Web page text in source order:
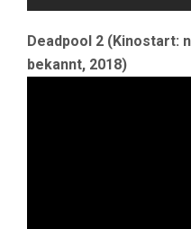
Deadpool 2 (Kinostart:
bekannt, 2018)